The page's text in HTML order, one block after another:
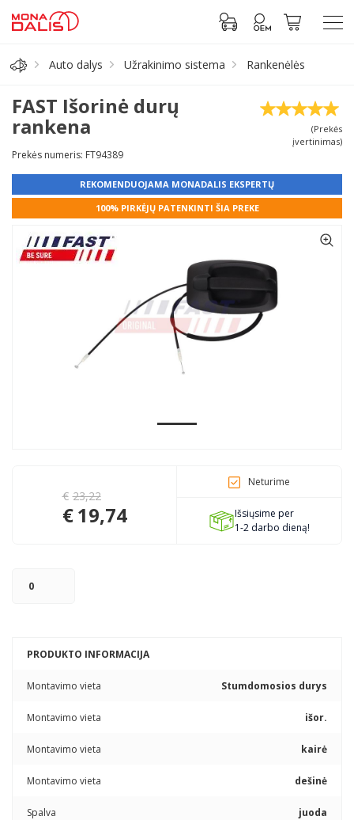
Alyva, tepalai
Antifrizas
Akumuliatorius
Padangos
Prisijungti prie paskyros
Auto dalys Užrakinimo sistema Rankenėlės
FAST Išorinė durų
rankena
(Prekės
įvertinimas)
Prekės numeris: FT94389
REKOMENDUOJAMA MONADALIS EKSPERTŲ
100% PIRKĖJŲ PATENKINTI ŠIA PREKE
PRODUKTO INFORMACIJA
Montavimo vieta Stumdomosios durys
Montavimo vieta išor.
Montavimo vieta kairė
Montavimo vieta dešinė
Spalva juoda
€ 23,22
€19,74
Neturime
Išsiųsime per
1-2 darbo dieną!